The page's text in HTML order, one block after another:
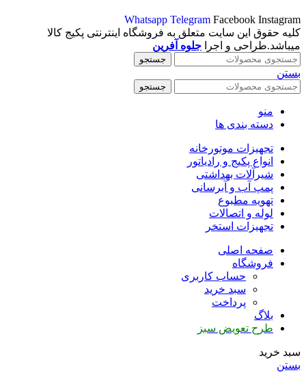
Whatsapp Telegram Facebook Instagram
کلیه حقوق این سایت متعلق به فروشگاه اینترنتی پکیج کالا
میباشد.طراحی و اجرا جلوه آفرین
جستجو
بستن
جستجو
منو
دسته بندی ها
تجهیزات موتورخانه
انواع پکیج و رادیاتور
شیرآلات بهداشتی
پمپ آب و آبرسانی
تهویه مطبوع
لوله و اتصالات
تجهیزات استخر
صفحه اصلی
فروشگاه
حساب کاربری
سبد خرید
پرداخت
بلاگ
طرح تعویض سبز
سبد خرید
بستن